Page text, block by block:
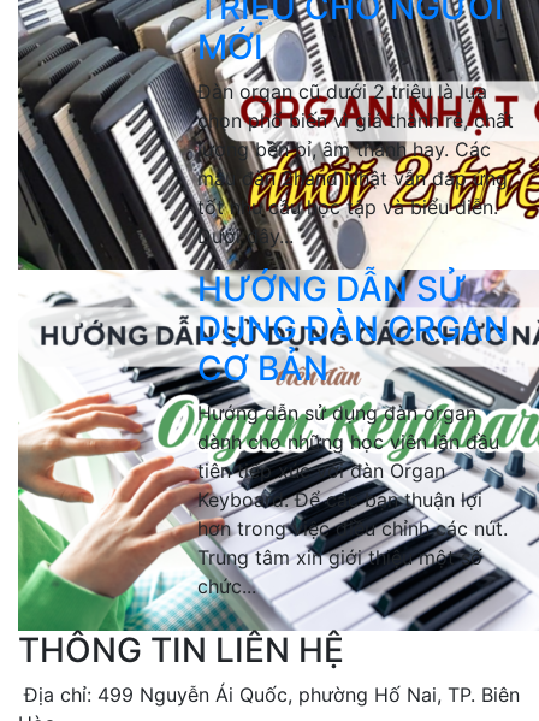
MỚI
Đàn organ cũ dưới 2 triệu là lựa
chọn phổ biến vì giá thành rẻ, chất
lượng bền bỉ, âm thanh hay. Các
mẫu đàn 2hand Nhật vẫn đáp ứng
tốt nhu cầu học tập và biểu diễn.
Dưới đây...
HƯỚNG DẪN SỬ
DỤNG ĐÀN ORGAN
CƠ BẢN
Hướng dẫn sử dụng đàn organ
dành cho những học viên lần đầu
tiên tiếp xúc với đàn Organ
Keyboard. Để các bạn thuận lợi
hơn trong việc điều chỉnh các nút.
Trung tâm xin giới thiệu một số
chức...
THÔNG TIN LIÊN HỆ
Địa chỉ: 499 Nguyễn Ái Quốc, phường Hố Nai, TP. Biên